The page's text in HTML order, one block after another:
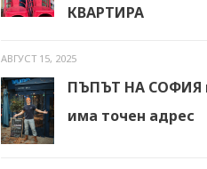
КВАРТИРА
АВГУСТ 15, 2025
ПЪПЪТ НА СОФИЯ
има точен адрес